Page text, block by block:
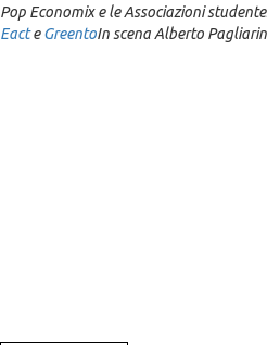
Pop Economix e le Associazioni
EacteGreentoIn scena Alberto